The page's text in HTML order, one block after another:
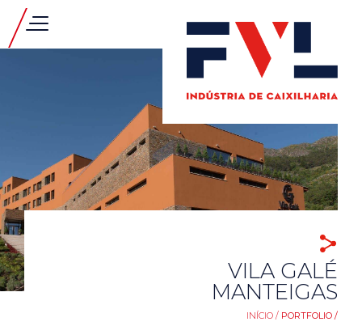
VILA GALÉ
MANTEIGAS
INÍCIO / PORTFOLIO /